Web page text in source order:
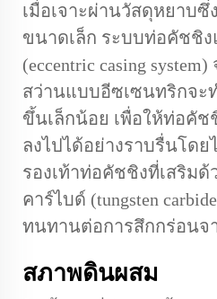
เมื่อเจาะผ่านวัสดุหยาบ
ขนาดเล็ก ระบบท่อคัชชิ
(eccentric casing
สว่านแบบอีซเซนทริกจะ
ขึ้นเล็กน้อย เพื่อให้ท่อคัช
ลงไปได้อย่างราบรื่นโด
รองเท้าท่อคัชชิงที่เสริม
คาร์ไบด์ (tungsten
ทนทานต่อการสึกกร่อนจ
สภาพดินผสม